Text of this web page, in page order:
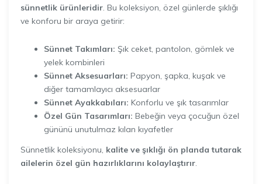
sünnetlik ürünleridir. Bu koleksiyon, özel günlerde şıklığı
ve konforu bir araya getirir:
Sünnet Takımları: Şık ceket, pantolon, gömlek ve
yelek kombinleri
Sünnet Aksesuarları: Papyon, şapka, kuşak ve
diğer tamamlayıcı aksesuarlar
Sünnet Ayakkabıları: Konforlu ve şık tasarımlar
Özel Gün Tasarımları: Bebeğin veya çocuğun özel
gününü unutulmaz kılan kıyafetler
Sünnetlik koleksiyonu, kalite ve şıklığı ön planda tutarak
ailelerin özel gün hazırlıklarını kolaylaştırır